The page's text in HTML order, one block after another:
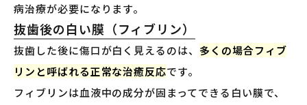
病治療が必要になります。
抜歯後の白い膜（フィブリン）
抜歯した後に傷口が白く見えるのは、 多くの場合フィブ
リンと呼ばれる正常な治癒反応です。
フィブリンは血液中の成分が固まってできる白い膜で、